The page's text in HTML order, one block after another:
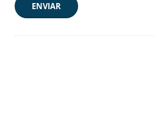
ENVIAR